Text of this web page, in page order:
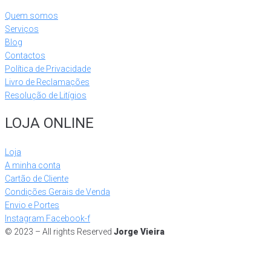
Quem somos
Serviços
Blog
Contactos
Política de Privacidade
Livro de Reclamações
Resolução de Litígios
LOJA ONLINE
Loja
A minha conta
Cartão de Cliente
Condições Gerais de Venda
Envio e Portes
Instagram Facebook-f
© 2023 – All rights Reserved Jorge Vieira